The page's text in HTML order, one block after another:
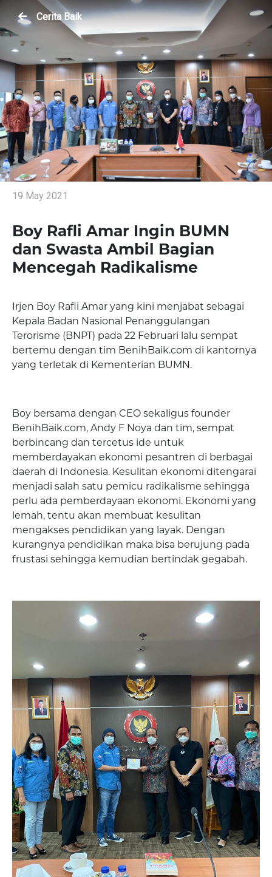
Cerita Baik
19 May 2021
Boy Rafli Amar Ingin BUMN
dan Swasta Ambil Bagian
Mencegah Radikalisme
Irjen Boy Rafli Amar yang kini menjabat sebagai
Kepala Badan Nasional Penanggulangan
Terorisme (BNPT) pada 22 Februari lalu sempat
bertemu dengan tim BenihBaik.com di kantornya
yang terletak di Kementerian BUMN.
Boy bersama dengan CEO sekaligus founder
BenihBaik.com, Andy F Noya dan tim, sempat
berbincang dan tercetus ide untuk
memberdayakan ekonomi pesantren di berbagai
daerah di Indonesia. Kesulitan ekonomi ditengarai
menjadi salah satu pemicu radikalisme sehingga
perlu ada pemberdayaan ekonomi. Ekonomi yang
lemah, tentu akan membuat kesulitan
mengakses pendidikan yang layak. Dengan
kurangnya pendidikan maka bisa berujung pada
frustasi sehingga kemudian bertindak gegabah.